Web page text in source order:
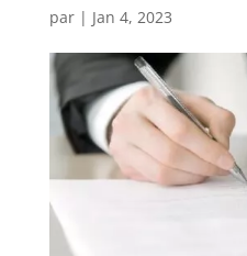
par | Jan 4, 2023